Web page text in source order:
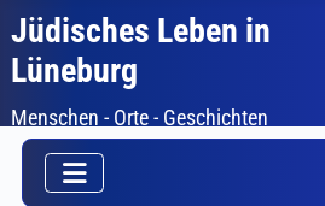
Jüdisches Leben in
Lüneburg
Menschen - Orte - Geschichten